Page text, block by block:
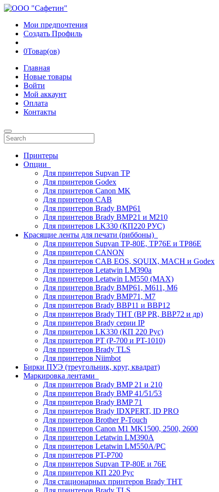
Мои предпочтения
Создать Профиль
0Товар(ов)
Главная
Новые товары
Войти
Мой аккаунт
Оплата
Контакты
Принтеры
Опции
Для принтеров Supvan TP
Для принтеров Godex
Для принтеров Canon MK
Для принтеров CAB
Для принтеров Brady BMP61
Для принтеров Brady BMP21 и M210
Для принтеров LK330 (КП220 РУС)
Красящие ленты для печати (риббоны)
Для принтеров Supvan TP-80E, TP76E и TP86E
Для принтеров CANON
Для принтеров CAB EOS, SQUIX, MACH и Godex
Для принтеров Letatwin LM390a
Для принтеров Letatwin LM550 (MAX)
Для принтеров Brady BMP61, M611, M6
Для принтеров Brady BMP71, M7
Для принтеров Brady BBP11 и BBP12
Для принтеров Brady THT (BP PR, BBP72 и др)
Для принтеров Brady серии IP
Для принтеров LK330 (КП 220 Рус)
Для принтеров PT (P-700 и PT-1010)
Для принтеров Brady TLS
Для принтеров Niimbot
Бирки ПУЭ (треугольник, круг, квадрат)
Маркировка лентами
Для принтеров Brady BMP 21 и 210
Для принтеров Brady BMP 41/51/53
Для принтеров Brady BMP 71
Для принтеров Brady IDXPERT, ID PRO
Для принтеров Brother P-Touch
Для принтеров Canon M1 MK1500, 2500, 2600
Для принтеров Letatwin LM390A
Для принтеров Letatwin LM550A/PC
Для принтеров PT-P700
Для принтеров Supvan TP-80E и 76E
Для принтеров КП 220 Рус
Для стационарных принтеров Brady THT
Для принтеров Brady TLS